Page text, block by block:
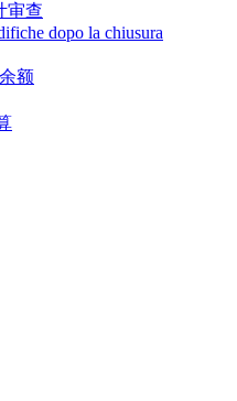
审查
dopo la chiusura
额